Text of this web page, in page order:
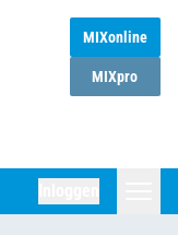
MIXonline
MIXpro